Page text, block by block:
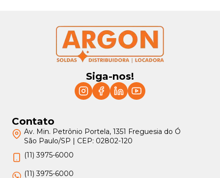
Siga-nos!
Contato
Av. Min. Petrônio Portela, 1351 Freguesia do Ó
São Paulo/SP | CEP: 02802-120
(11) 3975-6000
(11) 3975-6000